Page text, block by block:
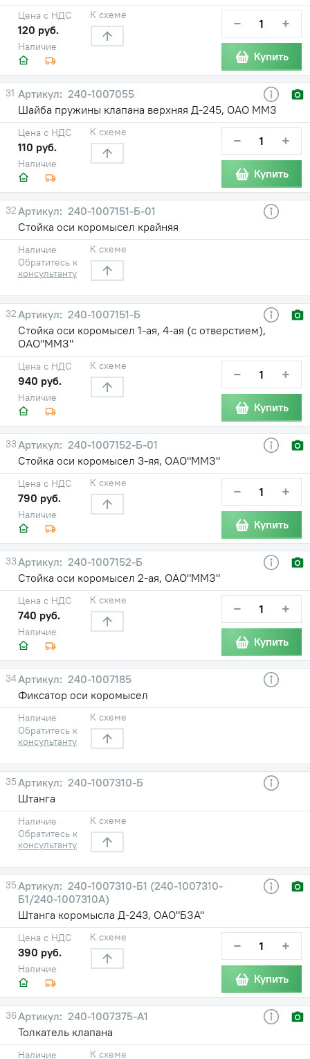
Наличие
Цена с НДС
120 руб.
К схеме − +
Купить
31
240-1007055
Шайба пружины клапана верхняя Д-245, ОАО ММЗ
Наличие
Цена с НДС
110 руб.
К схеме − +
Купить
32
240-1007151-Б-01
Стойка оси коромысел крайняя
Наличие
Обратитесь к
консультанту
К схеме
32
240-1007151-Б
Стойка оси коромысел 1-ая, 4-ая (с отверстием),
ОАО"ММЗ"
Наличие
Цена с НДС
940 руб.
К схеме − +
Купить
33
240-1007152-Б-01
Стойка оси коромысел 3-яя, ОАО"ММЗ"
Наличие
Цена с НДС
790 руб.
К схеме − +
Купить
33
240-1007152-Б
Стойка оси коромысел 2-ая, ОАО"ММЗ"
Наличие
Цена с НДС
740 руб.
К схеме − +
Купить
34
240-1007185
Фиксатор оси коромысел
Наличие
Обратитесь к
консультанту
К схеме
35
240-1007310-Б
Штанга
Наличие
Обратитесь к
консультанту
К схеме
35
240-1007310-Б1 (240-1007310-
Б1/240-1007310А)
Штанга коромысла Д-243, ОАО"БЗА"
Наличие
Цена с НДС
390 руб.
К схеме − +
Купить
36
240-1007375-А1
Толкатель клапана
Наличие К схеме